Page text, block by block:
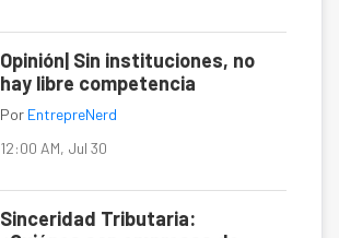
Opinión| Sin instituciones, no
hay libre competencia
Por EntrepreNerd
12:00 AM, Jul 30
Sinceridad Tributaria: